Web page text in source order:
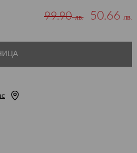
99.90лв. 50.66 лв.